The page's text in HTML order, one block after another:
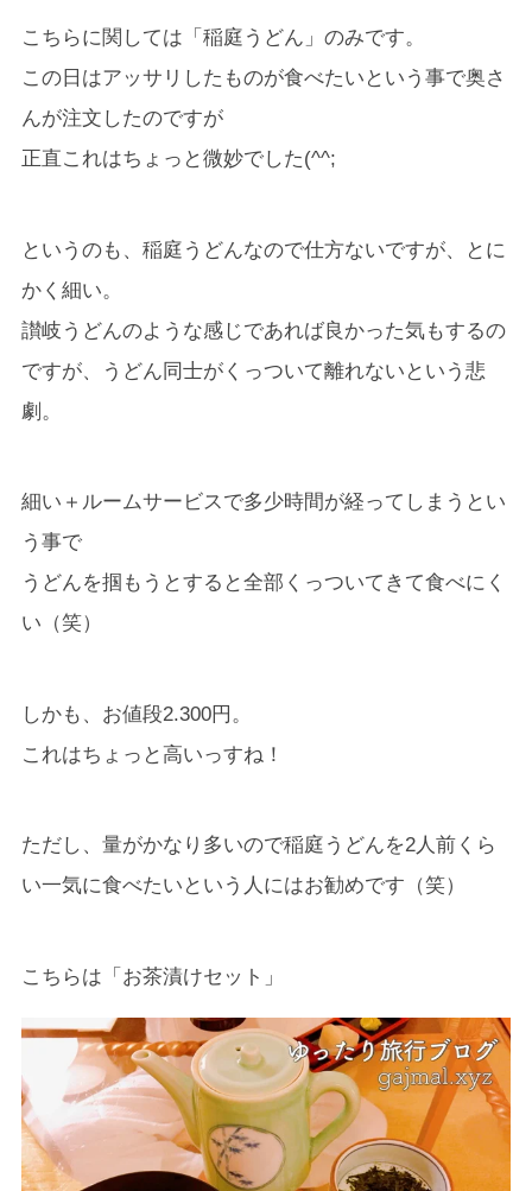
こちらに関しては「稲庭うどん」のみです。
この日はアッサリしたものが食べたいという事で奥さ
んが注文したのですが
正直これはちょっと微妙でした(^^;
というのも、稲庭うどんなので仕方ないですが、とに
かく細い。
讃岐うどんのような感じであれば良かった気もするの
ですが、うどん同士がくっついて離れないという悲
劇。
細い＋ルームサービスで多少時間が経ってしまうとい
う事で
うどんを掴もうとすると全部くっついてきて食べにく
い（笑）
しかも、お値段2.300円。
これはちょっと高いっすね！
ただし、量がかなり多いので稲庭うどんを2人前くら
い一気に食べたいという人にはお勧めです（笑）
こちらは「お茶漬けセット」